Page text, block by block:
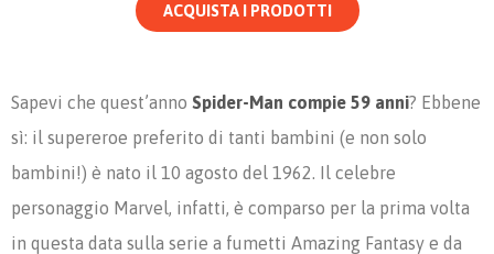
ACQUISTA I PRODOTTI
Sapevi che quest’anno Spider-Man compie 59 anni? Ebbene
sì: il supereroe preferito di tanti bambini (e non solo
bambini!) è nato il 10 agosto del 1962. Il celebre
personaggio Marvel, infatti, è comparso per la prima volta
in questa data sulla serie a fumetti Amazing Fantasy e da